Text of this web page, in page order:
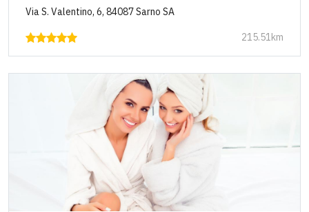
Via S. Valentino, 6, 84087 Sarno SA
215.51km